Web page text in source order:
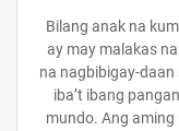
Bilang anak na
ay may malakas
na nagbibigay-
iba’t ibang
mundo. Ang